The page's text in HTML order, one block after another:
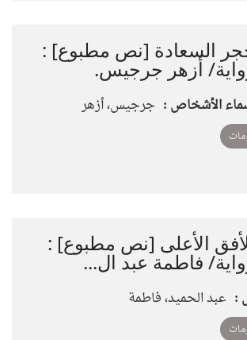
السعادة [نص مطبوع] :
أزهر جرجيس.
الأشخاص : جرجيس، أزهر
الأعلى [نص مطبوع] :
فاطمة عبد ال...
: عبد الحميد، فاطمة